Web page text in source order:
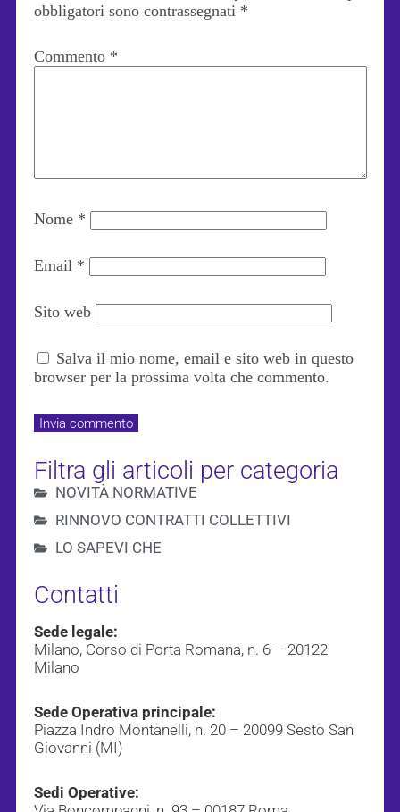
obbligatori sono contrassegnati *
Commento *
Nome *
Email *
Sito web
Salva il mio nome, email e sito web in questo
browser per la prossima volta che commento.
Filtra gli articoli per categoria
NOVITÀ NORMATIVE
RINNOVO CONTRATTI COLLETTIVI
LO SAPEVI CHE
Contatti
Sede legale:
Milano, Corso di Porta Romana, n. 6 – 20122
Milano
Sede Operativa principale:
Piazza Indro Montanelli, n. 20 – 20099 Sesto San
Giovanni (MI)
Sedi Operative: